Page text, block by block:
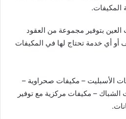
المكيفات.
بتوفير مجموعة من العقود
أو أي خدمة تحتاج لها في المكيفات
الأسبليت – مكيفات صحراوية –
الشباك – مكيفات مركزية مع توفير